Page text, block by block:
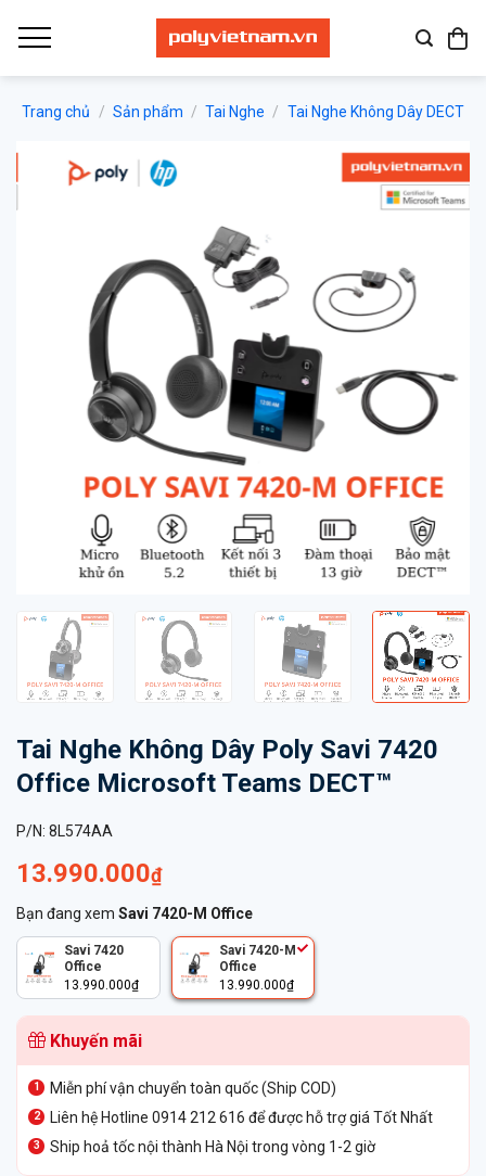
qua
Trang chủ / Sản phẩm / Tai Nghe / Tai Nghe Không Dây DECT
Tai Nghe Không Dây Poly Savi 7420
Office Microsoft Teams DECT™
P/N: 8L574AA
13.990.000₫
Bạn đang xem Savi 7420-M Office
Savi 7420
Office
13.990.000₫
Savi 7420-M
Office
13.990.000₫
Khuyến mãi
Miễn phí vận chuyển toàn quốc (Ship COD)
Liên hệ Hotline 0914 212 616 để được hỗ trợ giá Tốt Nhất
Ship hoả tốc nội thành Hà Nội trong vòng 1-2 giờ